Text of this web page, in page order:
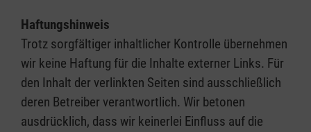
Haftungshinweis
Trotz sorgfältiger inhaltlicher Kontrolle übernehmen
wir keine Haftung für die Inhalte externer Links. Für
den Inhalt der verlinkten Seiten sind ausschließlich
deren Betreiber verantwortlich. Wir betonen
ausdrücklich, dass wir keinerlei Einfluss auf die